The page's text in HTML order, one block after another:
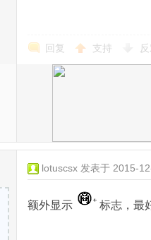
回复 支持
lotuscsx 发表于 2015-
额外显示 标志，最